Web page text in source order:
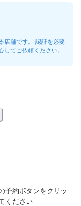
店舗です。 認証を必要
てご依頼ください。
予約ボタンをクリッ
ください